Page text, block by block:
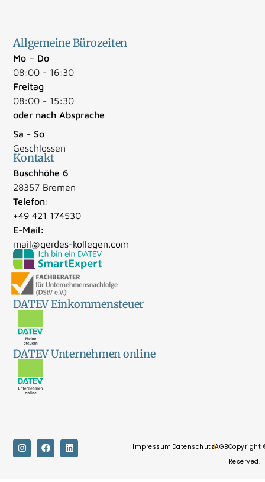
Allgemeine Bürozeiten
Mo – Do
08:00 - 16:30
Freitag
08:00 - 15:30
oder nach Absprache
Sa - So
Geschlossen
Kontakt
Buschhöhe 6
28357 Bremen
Telefon:
+49 421 174530
E-Mail:
mail@gerdes-kollegen.com
DATEV Einkommensteuer
DATEV Unternehmen online
Copyright
Reserved.
ImpressumDatenschutzAGB